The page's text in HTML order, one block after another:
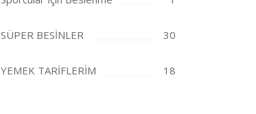
SÜPER BESİNLER 30
YEMEK TARİFLERİM 18